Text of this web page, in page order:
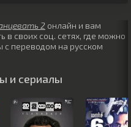
2 онлайн и вам
в своих соц. сетях, где можно
с переводом на русском
и сериалы